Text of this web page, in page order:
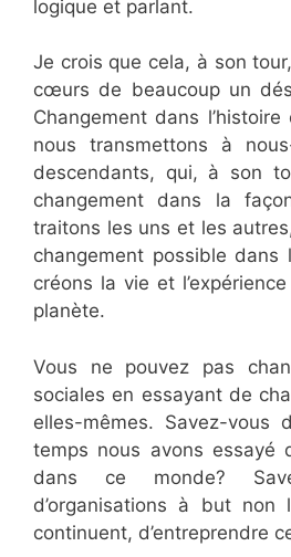
logique et parlant.
Je crois que cela, à son
cœurs de beaucoup un
Changement dans
nous transmettons à
descendants, qui, à son
changement dans la
traitons les uns et les
changement possible
créons la vie et
planète.
Vous ne pouvez pas
sociales en essayant de
elles-mêmes. Savez-vous
temps nous avons essayé
dans ce monde?
d’organisations à but
continuent, d’entreprendre